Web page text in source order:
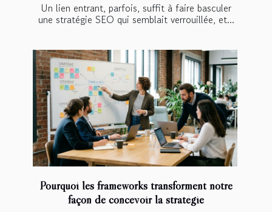
Un lien entrant, parfois, suffit à faire basculer
une stratégie SEO qui semblait verrouillée, et...
Pourquoi les frameworks transforment notre
façon de concevoir la stratégie